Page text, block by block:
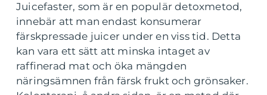
Juicefaster, som är en populär detoxmetod,
innebär att man endast konsumerar
färskpressade juicer under en viss tid. Detta
kan vara ett sätt att minska intaget av
raffinerad mat och öka mängden
näringsämnen från färsk frukt och grönsaker.